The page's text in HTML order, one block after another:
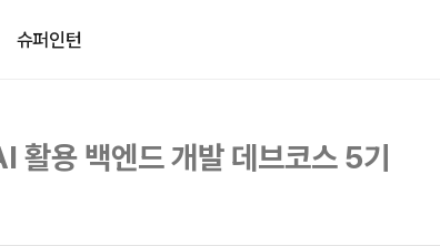
슈퍼인턴
활용 백엔드 개발 데브코스 5기